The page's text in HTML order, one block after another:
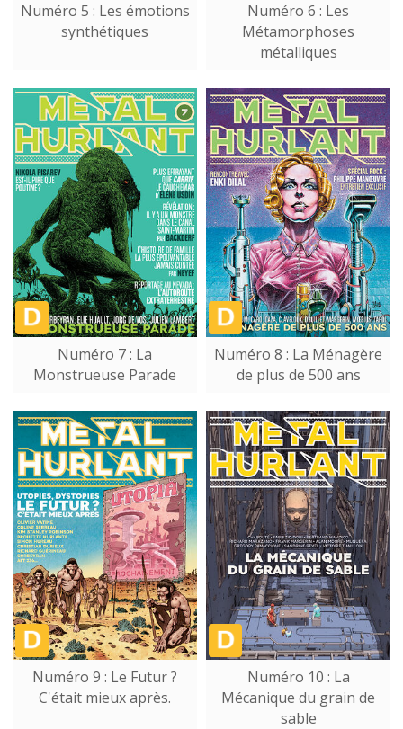
Numéro 5 : Les émotions
synthétiques
Numéro 6 : Les
Métamorphoses
métalliques
Numéro 7 : La
Monstrueuse Parade
Numéro 8 : La Ménagère
de plus de 500 ans
Numéro 9 : Le Futur ?
C'était mieux après.
Numéro 10 : La
Mécanique du grain de
sable